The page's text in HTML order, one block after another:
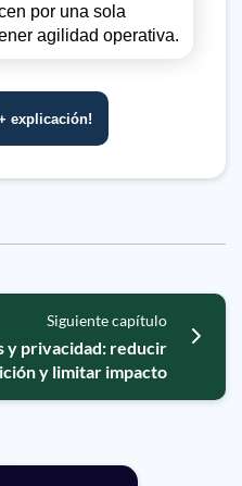
por una sola
agilidad operativa.
explicación!
Siguiente capítulo
y privacidad: reducir
y limitar impacto